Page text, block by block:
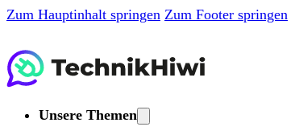
Zum Hauptinhalt springen Zum Footer springen
Unsere Themen